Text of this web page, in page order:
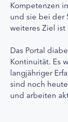
Kompetenzen
und sie bei der
weiteres Ziel ist
Das Portal
Kontinuität. Es
langjähriger
sind noch
und arbeiten